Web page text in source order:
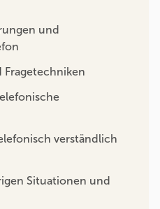
und
Fragetechniken
verständlich
Situationen und